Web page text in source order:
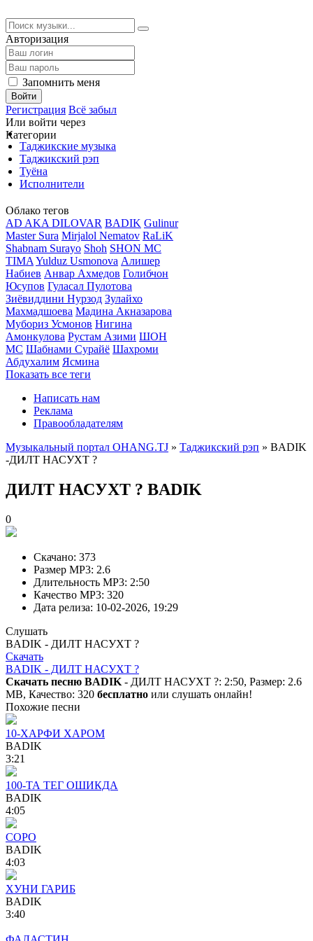
Авторизация
Запомнить меня
Войти
Регистрация Всё забыл
Или войти через
Категории
Таджикские музыка
Таджикский рэп
Туёна
Исполнители
Облако тегов
AD AKA DILOVAR BADIK Gulinur
Master Sura Mirjalol Nematov RaLiK
Shabnam Surayo Shoh SHON MC
TIMA Yulduz Usmonova Алишер
Набиев Анвар Ахмедов Голибчон
Юсупов Гуласал Пулотова
Зиёвиддини Нурзод Зулайхо
Махмадшоева Мадина Акназарова
Мубориз Усмонов Нигина
Амонкулова Рустам Азими ШОН
МС Шабнами Сурайё Шахроми
Абдухалим Ясмина
Показать все теги
Написать нам
Реклама
Правообладателям
Музыкальный портал OHANG.TJ » Таджикский рэп » BADIK
-ДИЛТ НАСУХТ ?
ДИЛТ НАСУХТ ? BADIK
0
Скачано: 373
Размер MP3: 2.6
Длительность MP3: 2:50
Качество MP3: 320
Дата релиза: 10-02-2026, 19:29
Слушать
BADIK - ДИЛТ НАСУХТ ?
Скачать
BADIK - ДИЛТ НАСУХТ ?
Скачать песню BADIK - ДИЛТ НАСУХТ ?: 2:50, Размер: 2.6
MB, Качество: 320 бесплатно или слушать онлайн!
Похожие песни
10-ХАРФИ ХАРОМ
BADIK
3:21
100-ТА ТЕГ ОШИКДА
BADIK
4:05
СОРО
BADIK
4:03
ХУНИ ГАРИБ
BADIK
3:40